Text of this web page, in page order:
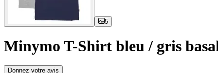
5
Minymo T-Shirt bleu / gris
Donnez votre avis